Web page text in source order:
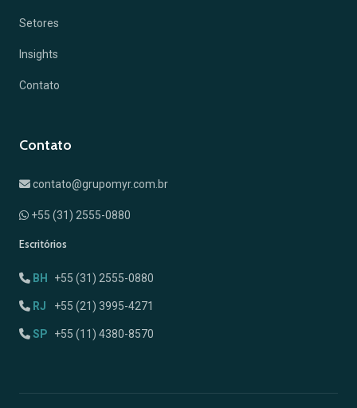
Setores
Insights
Contato
Contato
contato@grupomyr.com.br
+55 (31) 2555-0880
Escritórios
BH +55 (31) 2555-0880
RJ +55 (21) 3995-4271
SP +55 (11) 4380-8570